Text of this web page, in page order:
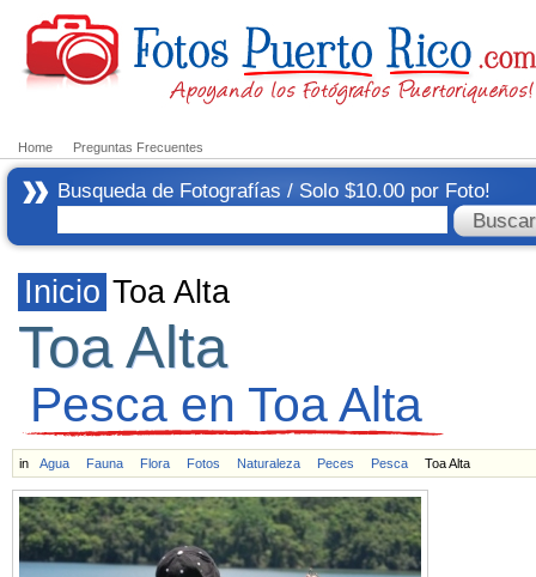
Home Preguntas Frecuentes
Busqueda de Fotografías / Solo $10.00 por Foto!
Inicio Toa Alta
Toa Alta
Pesca en Toa Alta
in Agua Fauna Flora Fotos Naturaleza Peces Pesca Toa Alta